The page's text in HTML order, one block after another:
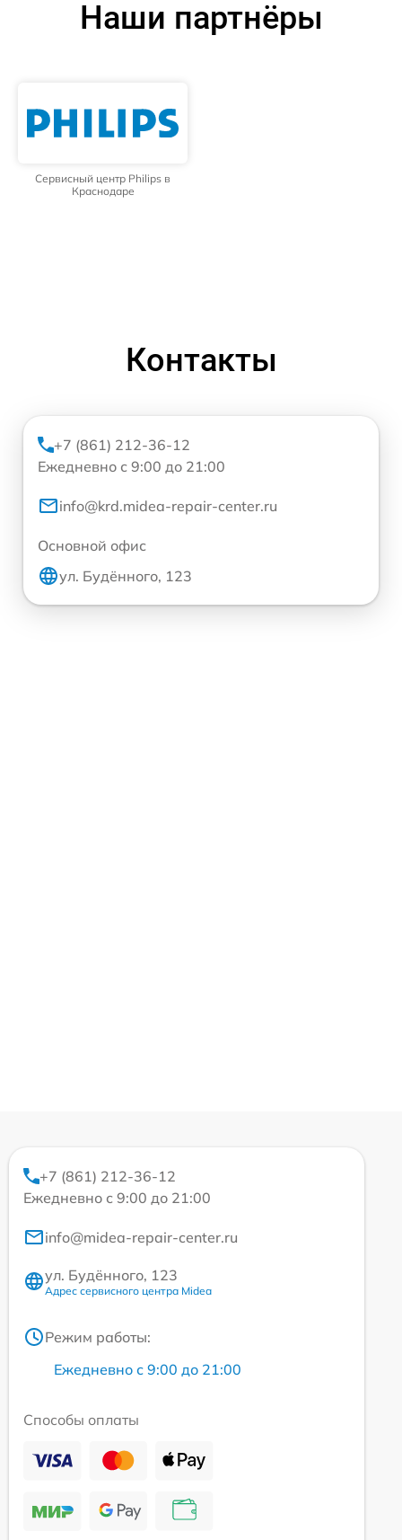
Наши партнёры
Сервисный центр Philips в
Краснодаре
Контакты
+7 (861) 212-36-12
Ежедневно с 9:00 до 21:00
info@krd.midea-repair-center.ru
Основной офис
ул. Будённого, 123
+7 (861) 212-36-12
Ежедневно с 9:00 до 21:00
info@midea-repair-center.ru
ул. Будённого, 123
Адрес сервисного центра Midea
Режим работы:
Ежедневно с 9:00 до 21:00
Способы оплаты